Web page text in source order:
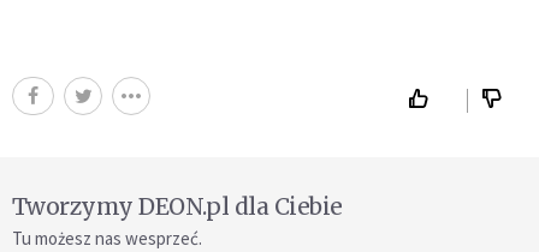
Tworzymy DEON.pl dla Ciebie
Tu możesz nas wesprzeć.